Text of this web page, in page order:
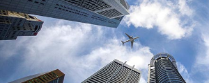
应商保持密切的合作关系，...